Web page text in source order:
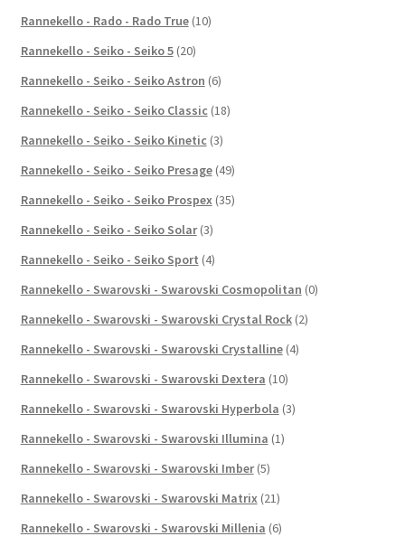
Rannekello - Rado - Rado True (10)
Rannekello - Seiko - Seiko 5 (20)
Rannekello - Seiko - Seiko Astron (6)
Rannekello - Seiko - Seiko Classic (18)
Rannekello - Seiko - Seiko Kinetic (3)
Rannekello - Seiko - Seiko Presage (49)
Rannekello - Seiko - Seiko Prospex (35)
Rannekello - Seiko - Seiko Solar (3)
Rannekello - Seiko - Seiko Sport (4)
Rannekello - Swarovski - Swarovski Cosmopolitan (0)
Rannekello - Swarovski - Swarovski Crystal Rock (2)
Rannekello - Swarovski - Swarovski Crystalline (4)
Rannekello - Swarovski - Swarovski Dextera (10)
Rannekello - Swarovski - Swarovski Hyperbola (3)
Rannekello - Swarovski - Swarovski Illumina (1)
Rannekello - Swarovski - Swarovski Imber (5)
Rannekello - Swarovski - Swarovski Matrix (21)
Rannekello - Swarovski - Swarovski Millenia (6)